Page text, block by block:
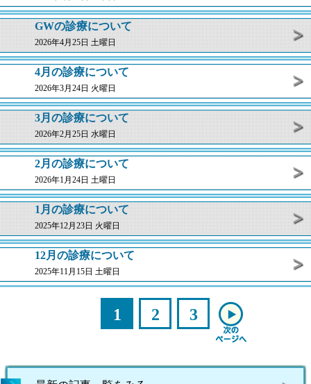
GWの診療について
2026年4月25日 土曜日
4月の診療について
2026年3月24日 火曜日
3月の診療について
2026年2月25日 水曜日
2月の診療について
2026年1月24日 土曜日
1月の診療について
2025年12月23日 火曜日
12月の診療について
2025年11月15日 土曜日
1 2 3